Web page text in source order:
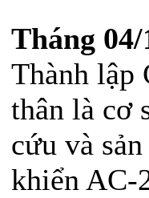
Tháng 04/
Thành
thân là cơ
cứu và
khiển AC-